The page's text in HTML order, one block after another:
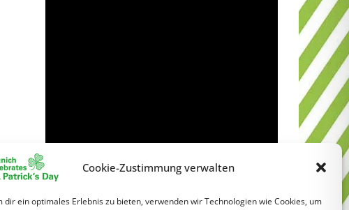
Cookie-Zustimmung verwalten
dir ein optimales Erlebnis zu bieten, verwenden wir Technologien wie Cookies, um